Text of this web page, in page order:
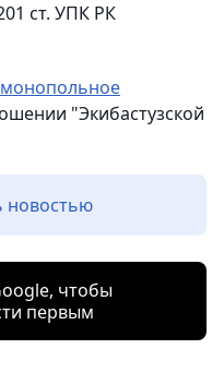
ст. УПК РК
"Экибастузской
новостью
чтобы
первым